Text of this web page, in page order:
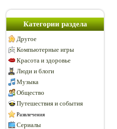
Категории раздела
Другое
Компьютерные игры
Красота и здоровье
Люди и блоги
Музыка
Общество
Путешествия и события
Развлечения
Сериалы